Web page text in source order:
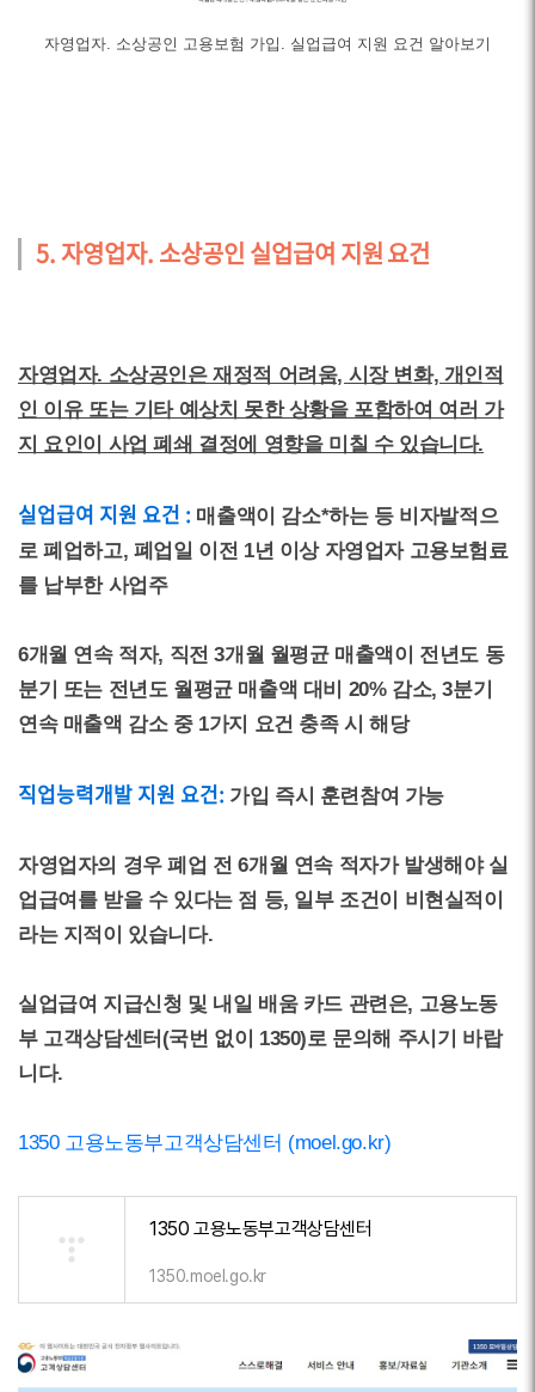
자영업자. 소상공인 고용보험 가입. 실업급여 지원 요건 알아보기
5. 자영업자. 소상공인 실업급여 지원 요건
자영업자. 소상공인은 재정적 어려움, 시장 변화, 개인적
인 이유 또는 기타 예상치 못한 상황을 포함하여 여러 가
지 요인이 사업 폐쇄 결정에 영향을 미칠 수 있습니다.
실업급여 지원 요건 : 매출액이 감소*하는 등 비자발적으
로 폐업하고, 폐업일 이전 1년 이상 자영업자 고용보험료
를 납부한 사업주
6개월 연속 적자, 직전 3개월 월평균 매출액이 전년도 동
분기 또는 전년도 월평균 매출액 대비 20% 감소, 3분기
연속 매출액 감소 중 1가지 요건 충족 시 해당
직업능력개발 지원 요건: 가입 즉시 훈련참여 가능
자영업자의 경우 폐업 전 6개월 연속 적자가 발생해야 실
업급여를 받을 수 있다는 점 등, 일부 조건이 비현실적이
라는 지적이 있습니다.
실업급여 지급신청 및 내일 배움 카드 관련은, 고용노동
부 고객상담센터(국번 없이 1350)로 문의해 주시기 바랍
니다.
1350 고용노동부고객상담센터 (moel.go.kr)
1350 고용노동부고객상담센터
1350.moel.go.kr